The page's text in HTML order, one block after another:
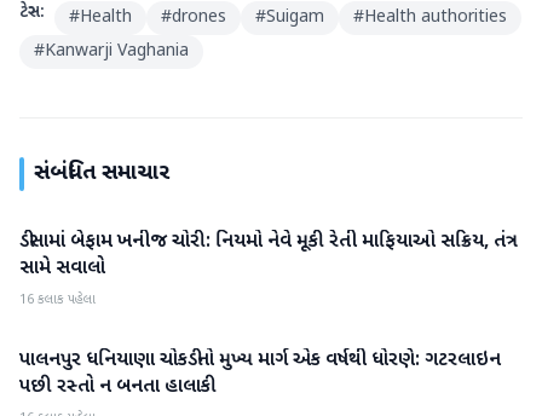
ટેગ્સ: #Health #drones #Suigam #Health authorities
#Kanwarji Vaghania
સંબંધિત સમાચાર
બનાસકાંઠા
ડીસામાં બેફામ ખનીજ ચોરી: નિયમો નેવે મૂકી રેતી માફિયાઓ સક્રિય, તંત્ર
સામે સવાલો
16 કલાક પહેલા
બનાસકાંઠા
પાલનપુર ધનિયાણા ચોકડીનો મુખ્ય માર્ગ એક વર્ષથી ધોરણે: ગટરલાઇન
પછી રસ્તો ન બનતા હાલાકી